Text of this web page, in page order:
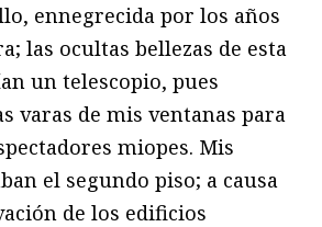
ennegrecida por los años
las ocultas bellezas de esta
un telescopio, pues
varas de mis ventanas para
miopes. Mis
el segundo piso; a causa
de los edificios